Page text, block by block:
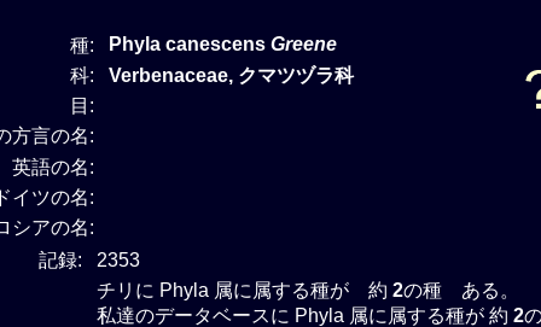
種: Phyla canescens Greene
科:
Verbenaceae, クマツヅラ科
目:
方言の名:
英語の名:
イツの名:
シアの名:
記録:
2353
チリに Phyla 属に属する種が 約 2の種 ある。
私達のデータベースに Phyla 属に属する種が 約 2